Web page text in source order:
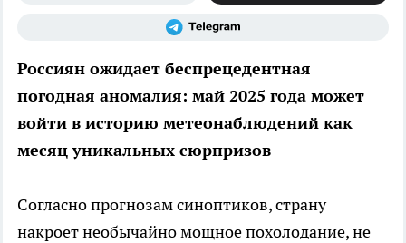
Россиян ожидает беспрецедентная
погодная аномалия: май 2025 года может
войти в историю метеонаблюдений как
месяц уникальных сюрпризов
Согласно прогнозам синоптиков, страну
накроет необычайно мощное похолодание, не